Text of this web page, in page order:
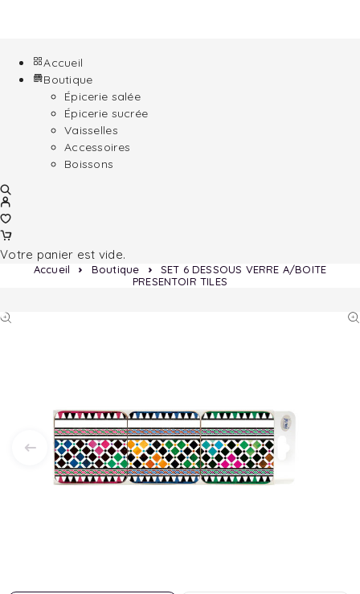
Accueil
Boutique
Épicerie salée
Épicerie sucrée
Vaisselles
Accessoires
Boissons
Votre panier est vide.
Accueil Boutique
SET 6 DESSOUS VERRE A/BOITE
PRESENTOIR TILES